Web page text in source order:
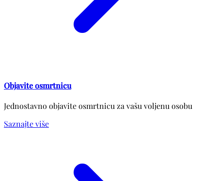
Objavite osmrtnicu
Jednostavno objavite osmrtnicu za vašu voljenu osobu
Saznajte više